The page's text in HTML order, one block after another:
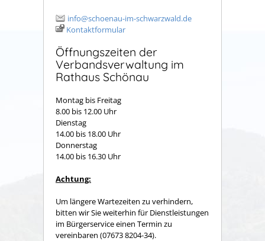
info@schoenau-im-schwarzwald.de
Kontaktformular
Öffnungszeiten der
Verbandsverwaltung im
Rathaus Schönau
Montag bis Freitag
8.00 bis 12.00 Uhr
Dienstag
14.00 bis 18.00 Uhr
Donnerstag
14.00 bis 16.30 Uhr
Achtung:
Um längere Wartezeiten zu verhindern,
bitten wir Sie weiterhin für Dienstleistungen
im Bürgerservice einen Termin zu
vereinbaren (07673 8204-34).